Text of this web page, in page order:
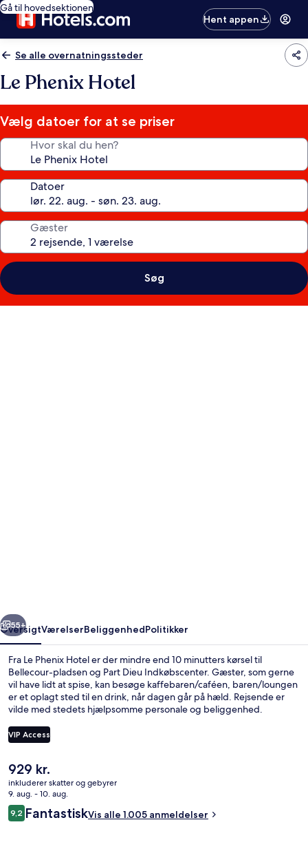
Gå til hovedsektionen
Hent appen
Se alle overnatningssteder
Le Phenix Hotel
Vælg datoer for at se priser
Hvor skal du hen?
Datoer
Gæster
Søg
Næste
55+
OversigtVærelserBeliggenhedPolitikker
Fra Le Phenix Hotel er der mindre end 10 minutters kørsel til
Bellecour-pladsen og Part Dieu Indkøbscenter. Gæster, som gerne
vil have lidt at spise, kan besøge kaffebaren/caféen, baren/loungen
er et oplagt sted til en drink, når dagen går på hæld. Rejsende er
vilde med stedets hjælpsomme personale og beliggenhed.
Hotel de Ville - Louis Pradel Metrostation ligger 8 minutter væk og
Vieux Lyon Metrostation ligger 11 minutter derfra.
VIP Access
Den
nuværende
pris
er
929 kr.
929 kr.
inkluderer skatter og gebyrer
9. aug. - 10. aug.
Anmeldelser
9,29,2 ud af 10.
FantastiskVis alle 1.005 anmeldelser